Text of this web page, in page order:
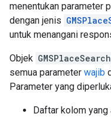
menentukan parameter
dengan jenis
untuk menangani
Objek
semua parameter wajib
Parameter yang
Daftar kolom